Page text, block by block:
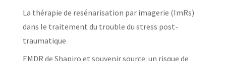
La thérapie de resénarisation par imagerie (ImRs)
dans le traitement du trouble du stress post-
traumatique
EMDR de Shapiro et souvenir source: un risque de